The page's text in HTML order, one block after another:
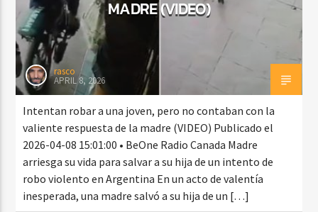
MADRE (VIDEO)
rasco
APRIL 8, 2026
Intentan robar a una joven, pero no contaban con la
valiente respuesta de la madre (VIDEO) Publicado el
2026-04-08 15:01:00 • BeOne Radio Canada Madre
arriesga su vida para salvar a su hija de un intento de
robo violento en Argentina En un acto de valentía
inesperada, una madre salvó a su hija de un […]